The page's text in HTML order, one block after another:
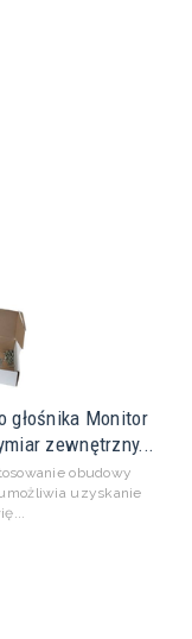
głośnika Monitor
zewnętrzny...
obudowy
uzyskanie